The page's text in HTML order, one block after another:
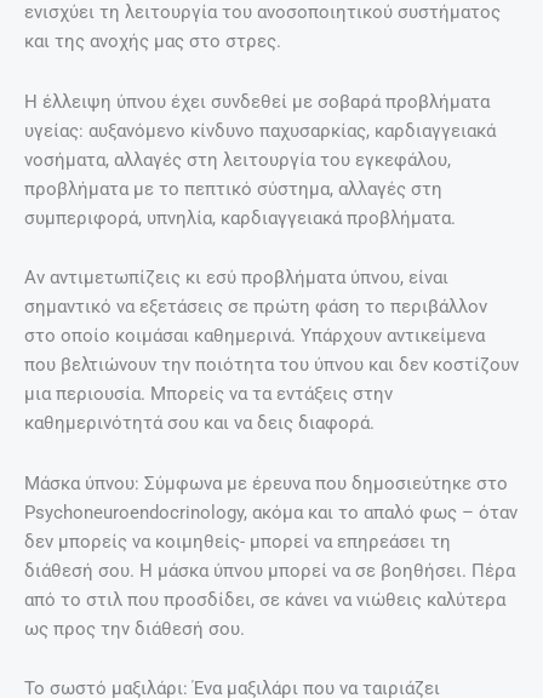
ενισχύει τη λειτουργία του ανοσοποιητικού συστήματος
και της ανοχής μας στο στρες.
Η έλλειψη ύπνου έχει συνδεθεί με σοβαρά προβλήματα
υγείας: αυξανόμενο κίνδυνο παχυσαρκίας, καρδιαγγειακά
νοσήματα, αλλαγές στη λειτουργία του εγκεφάλου,
προβλήματα με το πεπτικό σύστημα, αλλαγές στη
συμπεριφορά, υπνηλία, καρδιαγγειακά προβλήματα.
Αν αντιμετωπίζεις κι εσύ προβλήματα ύπνου, είναι
σημαντικό να εξετάσεις σε πρώτη φάση το περιβάλλον
στο οποίο κοιμάσαι καθημερινά. Υπάρχουν αντικείμενα
που βελτιώνουν την ποιότητα του ύπνου και δεν κοστίζουν
μια περιουσία. Μπορείς να τα εντάξεις στην
καθημερινότητά σου και να δεις διαφορά.
Μάσκα ύπνου: Σύμφωνα με έρευνα που δημοσιεύτηκε στο
Psychoneuroendocrinology, ακόμα και το απαλό φως – όταν
δεν μπορείς να κοιμηθείς- μπορεί να επηρεάσει τη
διάθεσή σου. Η μάσκα ύπνου μπορεί να σε βοηθήσει. Πέρα
από το στιλ που προσδίδει, σε κάνει να νιώθεις καλύτερα
ως προς την διάθεσή σου.
Το σωστό μαξιλάρι: Ένα μαξιλάρι που να ταιριάζει